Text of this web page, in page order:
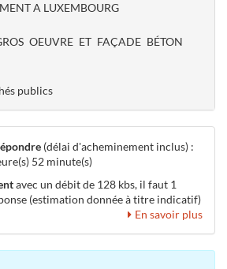
A LUXEMBOURG
OEUVRE ET FAÇADE BÉTON
publics
(délai d'acheminement inclus) :
52 minute(s)
avec un débit de 128 kbs, il faut 1
(estimation donnée à titre indicatif)
En savoir plus